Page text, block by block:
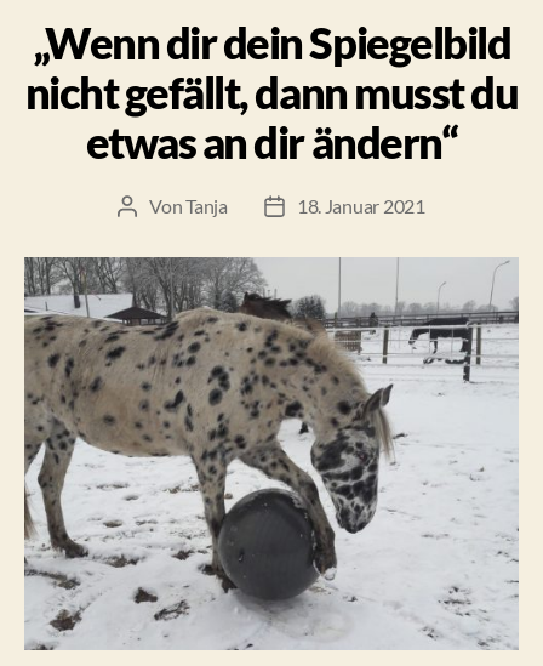
Schiefe““
„Wenn dir dein Spiegelbild
nicht gefällt, dann musst du
etwas an dir ändern“
Beitragsautor
VonTanja Beitragsdatum
18. Januar 2021